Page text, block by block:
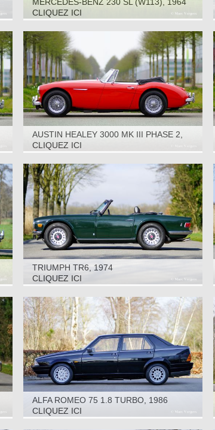
CLIQUEZ ICI
AUSTIN HEALEY 3000 MK III PHASE 2,
1968
CLIQUEZ ICI
TRIUMPH TR6, 1974
CLIQUEZ ICI
ALFA ROMEO 75 1.8 TURBO, 1986
CLIQUEZ ICI